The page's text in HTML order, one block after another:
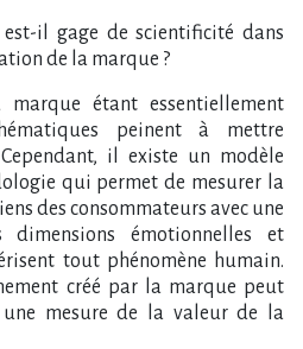
est-il gage de scientificité dans
de la marque ?
étant essentiellement
peinent à mettre
il existe un modèle
qui permet de mesurer la
des consommateurs avec une
émotionnelles et
tout phénomène humain.
créé par la marque peut
une mesure de la valeur de la